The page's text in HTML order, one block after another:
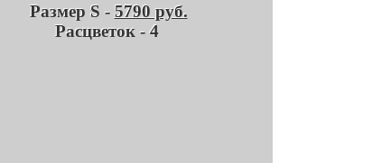
Размер S - 5790 руб.
Расцветок - 4